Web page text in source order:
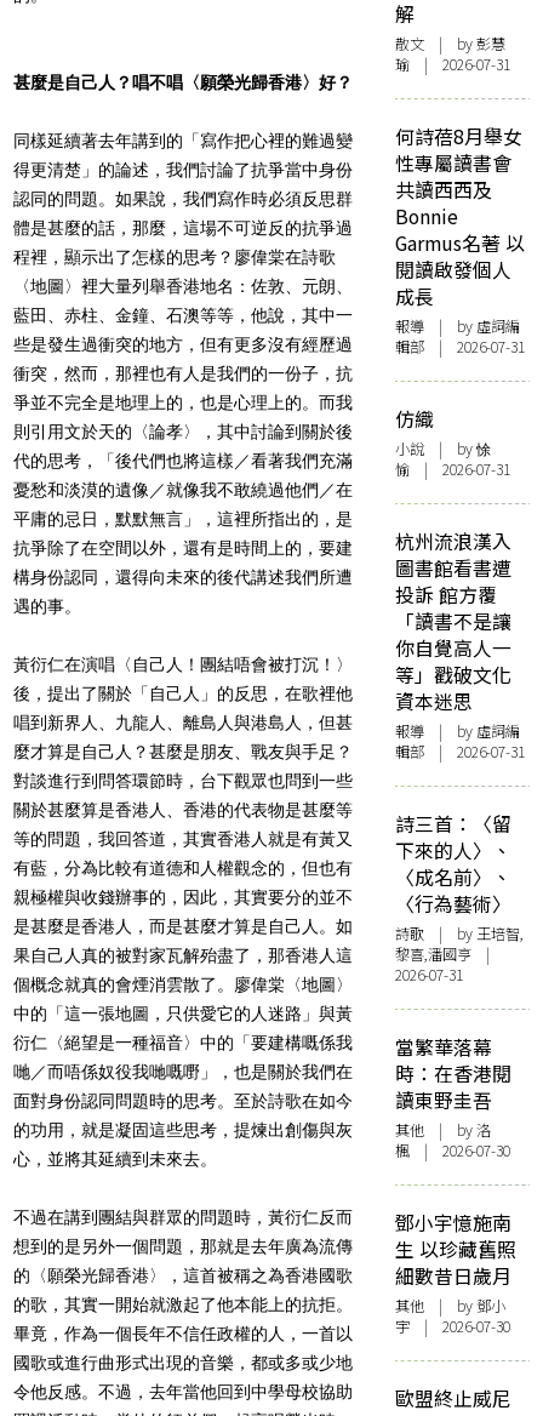
甚麼是自己人？唱不唱〈願榮光歸香港〉好？
同樣延續著去年講到的「寫作把心裡的難過變
得更清楚」的論述，我們討論了抗爭當中身份
認同的問題。如果說，我們寫作時必須反思群
體是甚麼的話，那麼，這場不可逆反的抗爭過
程裡，顯示出了怎樣的思考？廖偉棠在詩歌
〈地圖〉裡大量列舉香港地名：佐敦、元朗、
藍田、赤柱、金鐘、石澳等等，他說，其中一
些是發生過衝突的地方，但有更多沒有經歷過
衝突，然而，那裡也有人是我們的一份子，抗
爭並不完全是地理上的，也是心理上的。而我
則引用文於天的〈論孝〉，其中討論到關於後
代的思考，「後代們也將這樣／看著我們充滿
憂愁和淡漠的遺像／就像我不敢繞過他們／在
平庸的忌日，默默無言」，這裡所指出的，是
抗爭除了在空間以外，還有是時間上的，要建
構身份認同，還得向未來的後代講述我們所遭
遇的事。
黃衍仁在演唱〈自己人！團結唔會被打沉！〉
後，提出了關於「自己人」的反思，在歌裡他
唱到新界人、九龍人、離島人與港島人，但甚
麼才算是自己人？甚麼是朋友、戰友與手足？
對談進行到問答環節時，台下觀眾也問到一些
關於甚麼算是香港人、香港的代表物是甚麼等
等的問題，我回答道，其實香港人就是有黃又
有藍，分為比較有道德和人權觀念的，但也有
親極權與收錢辦事的，因此，其實要分的並不
是甚麼是香港人，而是甚麼才算是自己人。如
果自己人真的被對家瓦解殆盡了，那香港人這
個概念就真的會煙消雲散了。廖偉棠〈地圖〉
中的「這一張地圖，只供愛它的人迷路」與黃
衍仁〈絕望是一種福音〉中的「要建構嘅係我
哋／而唔係奴役我哋嘅嘢」，也是關於我們在
面對身份認同問題時的思考。至於詩歌在如今
的功用，就是凝固這些思考，提煉出創傷與灰
心，並將其延續到未來去。
不過在講到團結與群眾的問題時，黃衍仁反而
想到的是另外一個問題，那就是去年廣為流傳
的〈願榮光歸香港〉，這首被稱之為香港國歌
的歌，其實一開始就激起了他本能上的抗拒。
畢竟，作為一個長年不信任政權的人，一首以
國歌或進行曲形式出現的音樂，都或多或少地
令他反感。不過，去年當他回到中學母校協助
解
散文 | by 彭慧
瑜 | 2026-07-31
何詩蓓8月舉女
性專屬讀書會
共讀西西及
Bonnie
Garmus名著 以
閱讀啟發個人
成長
報導 | by 虛詞編
輯部 | 2026-07-31
仿織
小說 | by 悇
愉 | 2026-07-31
杭州流浪漢入
圖書館看書遭
投訴 館方覆
「讀書不是讓
你自覺高人一
等」戳破文化
資本迷思
報導 | by 虛詞編
輯部 | 2026-07-31
詩三首：〈留
下來的人〉、
〈成名前〉、
〈行為藝術〉
詩歌 | by 王培智,
黎喜,潘國亨 |
2026-07-31
當繁華落幕
時：在香港閱
讀東野圭吾
其他 | by洛
楓 | 2026-07-30
鄧小宇憶施南
生 以珍藏舊照
細數昔日歲月
其他 | by 鄧小
宇 | 2026-07-30
歐盟終止威尼